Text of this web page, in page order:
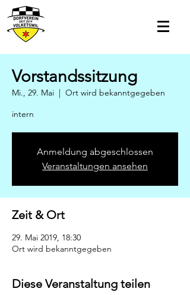
Vorstandssitzung
Mi., 29. Mai
  |
Ort wird bekanntgegeben
intern
Anmeldung abgeschlossen
Veranstaltungen ansehen
Zeit & Ort
29. Mai 2019, 18:30
Ort wird bekanntgegeben
Diese Veranstaltung teilen